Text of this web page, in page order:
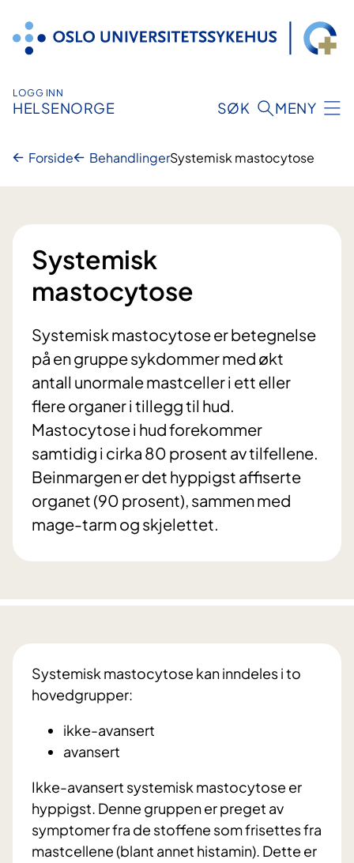
innhold
LOGG INN
HELSENORGE SØK MENY
Forside BehandlingerSystemisk mastocytose
Systemisk
mastocytose
Systemisk mastocytose er betegnelse
på en gruppe sykdommer med økt
antall unormale mastceller i ett eller
flere organer i tillegg til hud.
Mastocytose i hud forekommer
samtidig i cirka 80 prosent av tilfellene.
Beinmargen er det hyppigst affiserte
organet (90 prosent), sammen med
mage-tarm og skjelettet.
Systemisk mastocytose kan inndeles i to
hovedgrupper:
ikke-avansert
avansert
Ikke-avansert systemisk mastocytose er
hyppigst. Denne gruppen er preget av
symptomer fra de stoffene som frisettes fra
mastcellene (blant annet histamin). Dette er